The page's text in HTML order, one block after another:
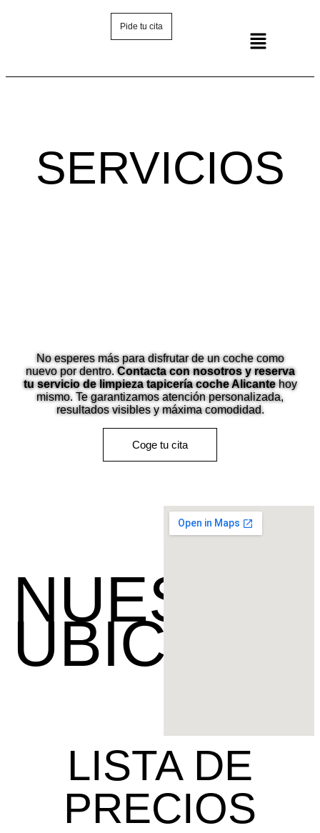
Pide tu cita
SERVICIOS
No esperes más para disfrutar de un coche como
nuevo por dentro.Contacta con nosotros y reserva
tu servicio de limpieza tapicería coche Alicantehoy
mismo. Te garantizamos atención personalizada,
resultados visibles y máxima comodidad.
Coge tu cita
NUESTRA
LISTA DE
PRECIOS